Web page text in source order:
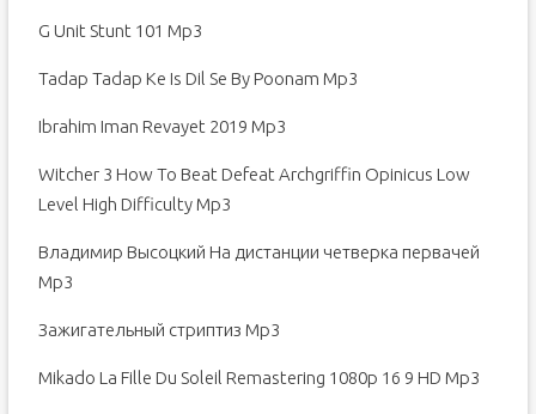
G Unit Stunt 101 Mp3
Tadap Tadap Ke Is Dil Se By Poonam Mp3
Ibrahim Iman Revayet 2019 Mp3
Witcher 3 How To Beat Defeat Archgriffin Opinicus Low
Level High Difficulty Mp3
Владимир Высоцкий На дистанции четверка первачей
Mp3
Зажигательный стриптиз Mp3
Mikado La Fille Du Soleil Remastering 1080p 16 9 HD Mp3